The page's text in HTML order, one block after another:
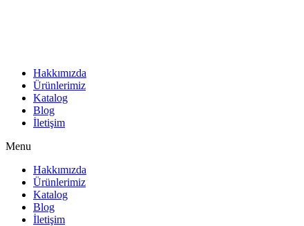
Hakkımızda
Ürünlerimiz
Katalog
Blog
İletişim
Menu
Hakkımızda
Ürünlerimiz
Katalog
Blog
İletişim